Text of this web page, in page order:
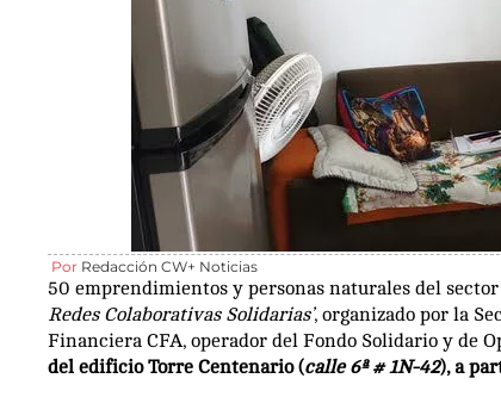
Por Redacción CW+ Noticias
50 emprendimientos y personas naturales del
Redes Colaborativas Solidarias’, organizado por la
Financiera CFA, operador del Fondo Solidario y de
del edificio Torre Centenario (calle 6ª # 1N-42), a